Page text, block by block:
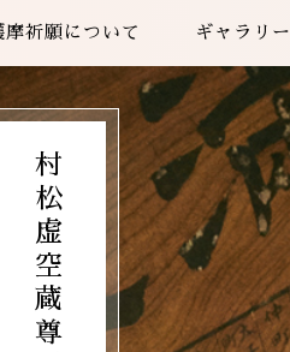
摩祈願について ギャラリー